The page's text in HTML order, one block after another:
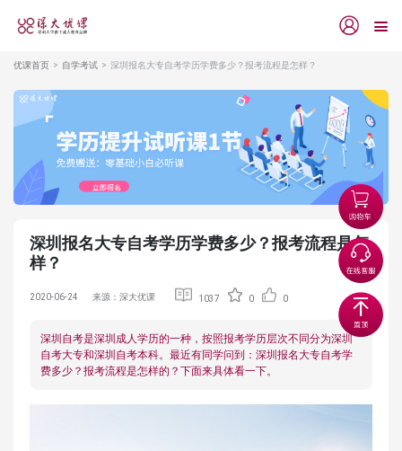
优课首页 自学考试 深圳报名大专自考学历学费多少？报考流程是怎样？
深圳报名大专自考学历学费多少？报考流程是怎
样？
2020-06-24 来源：深大优课 1037 0 0
深圳自考是深圳成人学历的一种，按照报考学历层次不同分为深圳
自考大专和深圳自考本科。最近有同学问到：深圳报名大专自考学
费多少？报考流程是怎样的？下面来具体看一下。